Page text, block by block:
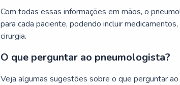
Com todas essas informações em mãos, o
para cada paciente, podendo incluir
cirurgia.
O que perguntar ao pneumologista?
Veja algumas sugestões sobre o que perguntar